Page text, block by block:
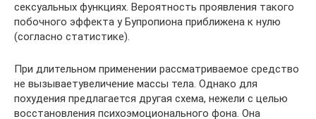
сексуальных функциях. Вероятность проявления такого
побочного эффекта у Бупропиона приближена к нулю
(согласно статистике).
При длительном применении рассматриваемое средство
не вызываетувеличение массы тела. Однако для
похудения предлагается другая схема, нежели с целью
восстановления психоэмоционального фона. Она